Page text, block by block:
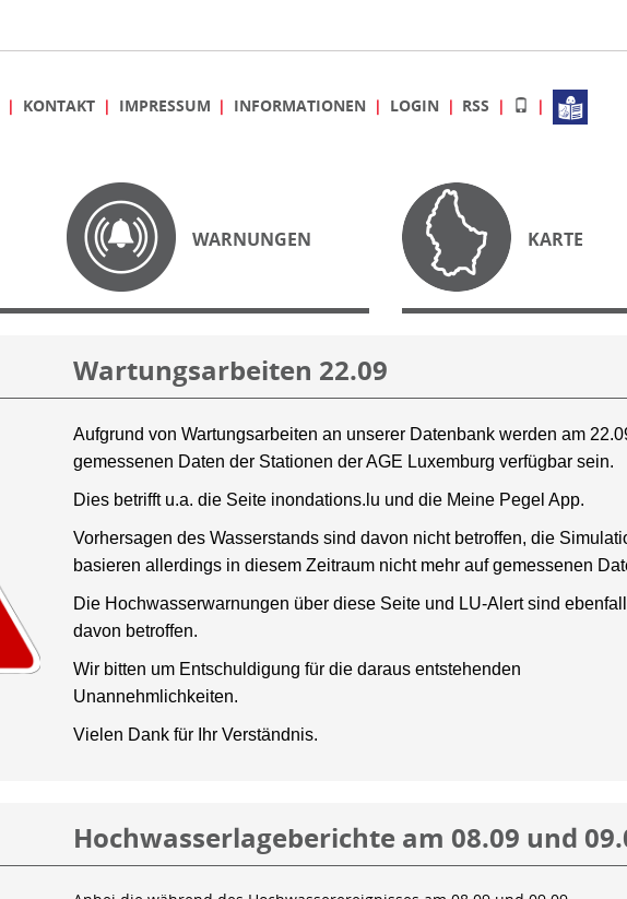
KONTAKT IMPRESSUM INFORMATIONEN LOGIN RSS
WARNUNGEN KARTE
Wartungsarbeiten 22.09
Aufgrund von Wartungsarbeiten an unserer Datenbank werden am
gemessenen Daten der Stationen der AGE Luxemburg verfügbar sein.
Dies betrifft u.a. die Seite inondations.lu und die Meine Pegel App.
Vorhersagen des Wasserstands sind davon nicht betroffen, die
basieren allerdings in diesem Zeitraum nicht mehr auf gemessenen
Die Hochwasserwarnungen über diese Seite und LU-Alert sind
davon betroffen.
Wir bitten um Entschuldigung für die daraus entstehenden
Unannehmlichkeiten.
Vielen Dank für Ihr Verständnis.
Hochwasserlageberichte am 08.09 und